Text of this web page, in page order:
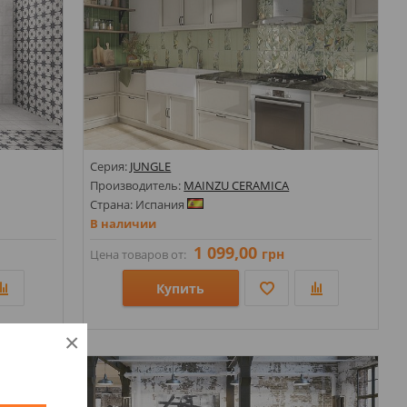
Серия: JUNGLE
Производитель: MAINZU CERAMICA
Страна: Испания
В наличии
Цена товаров от: 1 099,00 грн
Купить
Стили: Под кирпич; С цветами, листочками;
Цвета:
×